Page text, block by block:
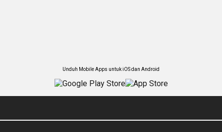
Unduh Mobile Apps untuk iOS dan Android